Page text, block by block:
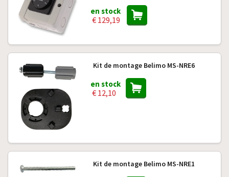
en stock
€ 129,19
Kit de montage Belimo MS-NRE6
en stock
€ 12,10
Kit de montage Belimo MS-NRE1